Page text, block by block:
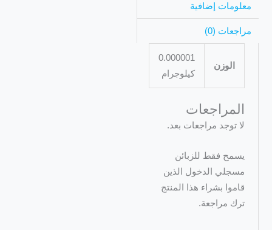
معلومات إضافية
مراجعات (0)
الوزن
0.000001
كيلوجرام
المراجعات
لا توجد مراجعات بعد.
يسمح فقط للزبائن
مسجلي الدخول الذين
قاموا بشراء هذا المنتج
ترك مراجعة.